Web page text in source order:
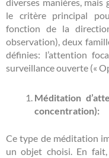
le critère principal
fonction de la
observation), deux
définies: l’attention
surveillance ouverte («
Méditation
concentration):
Ce type de méditation
un objet choisi. En